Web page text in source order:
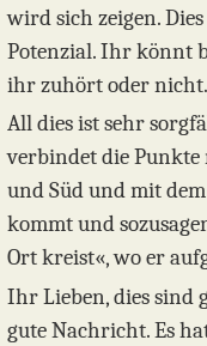
wird sich zeigen.
Potenzial. Ihr könnt
ihr zuhört oder nicht.
All dies ist sehr
verbindet die
und Süd und mit
kommt und
Ort kreist«, wo er
Ihr Lieben, dies sind
gute Nachricht. Es